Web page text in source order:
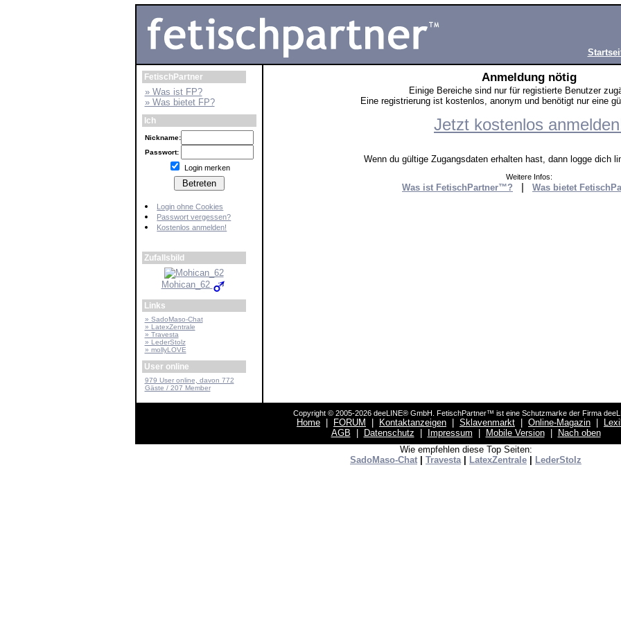
FetischPartner
» Was ist FP?
» Was bietet FP?
Ich
Nickname:
Passwort:
Login merken
Login ohne Cookies
Passwort vergessen?
Kostenlos anmelden!
Zufallsbild
Mohican_62
Links
» SadoMaso-Chat
» LatexZentrale
» Travesta
» LederStolz
» mollyLOVE
User online
979 User online, davon 772
Gäste / 207 Member
Anmeldung nötig
Einige Bereiche sind nur für registierte Benutzer
Eine registrierung ist kostenlos, anonym und benötigt nur eine
Jetzt kostenlos
Wenn du gültige Zugangsdaten erhalten hast, dann logge dich
Weitere Infos:
Was ist FetischPartner™? | Was bietet
Copyright © 2005-2026 deeLINE® GmbH. FetischPartner™ ist eine Schutzmarke der Firma
Home FORUM Kontaktanzeigen Sklavenmarkt Online-Magazin
AGB
Datenschutz Impressum Mobile Version|
Nach oben
Wie empfehlen diese Top Seiten:
SadoMaso-Chat
Travesta| LatexZentrale LederStolz